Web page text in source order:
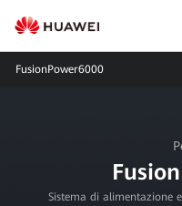
FusionPower6000
Sistema di alimentazione